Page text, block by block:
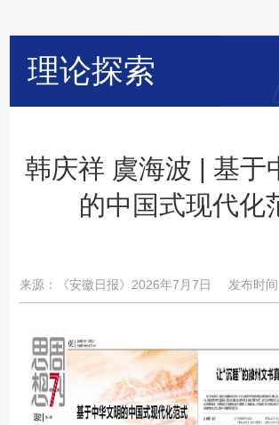
理论探索
韩庆祥 虞海波 | 基于
的中国式现代化
来源：《安徽日报》2026年7月7日 发布时